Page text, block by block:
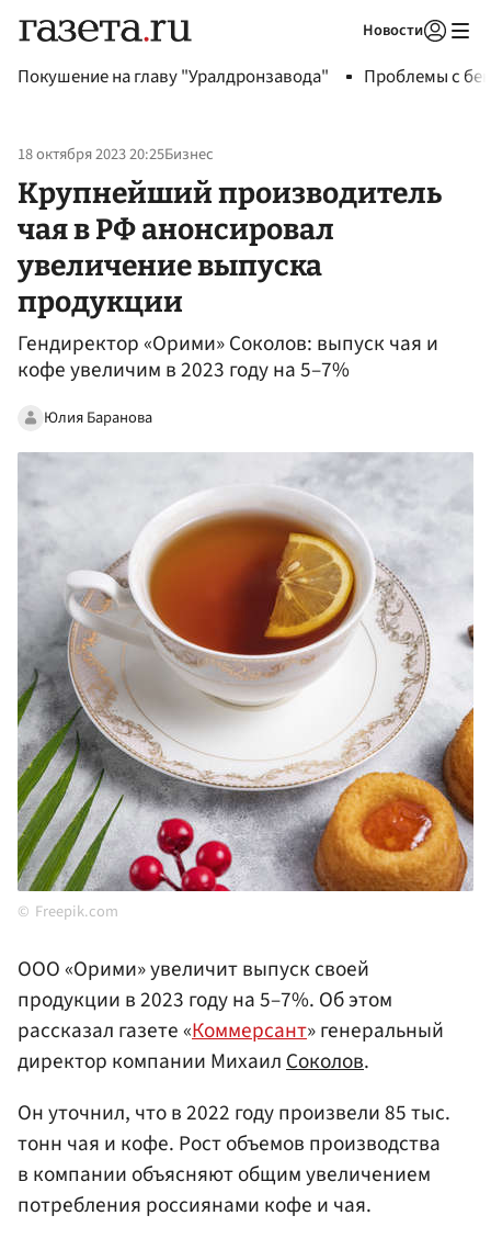
Новости
Покушение на главу "Уралдронзавода" Проблемы с
18 октября 2023 20:25Бизнес
Крупнейший производитель
чая в РФ анонсировал
увеличение выпуска
продукции
Гендиректор «Орими» Соколов: выпуск чая и
кофе увеличим в 2023 году на 5–7%
Юлия Баранова
Freepik.com
ООО «Орими» увеличит выпуск своей
продукции в 2023 году на 5–7%. Об этом
рассказал газете «Коммерсант» генеральный
директор компании МихаилСоколов.
Он уточнил, что в 2022 году произвели 85 тыс.
тонн чая и кофе. Рост объемов производства
в компании объясняют общим увеличением
потребления россиянами кофе и чая.